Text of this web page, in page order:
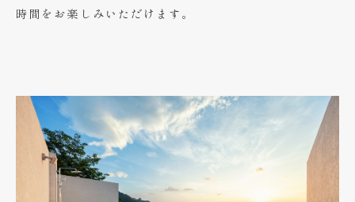
時間をお楽しみいただけます。